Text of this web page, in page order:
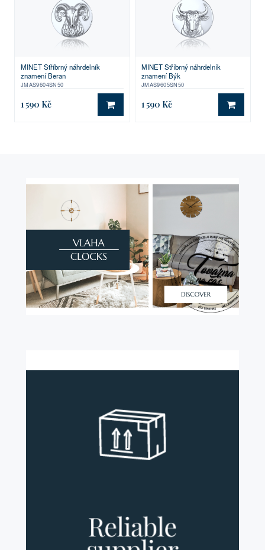
MINET Stříbrný náhrdelník
znamení Beran
JMAS9604SN50
1 590 Kč DO KOŠÍKU
MINET Stříbrný náhrdelník
znamení Býk
JMAS9605SN50
1 590 Kč DO